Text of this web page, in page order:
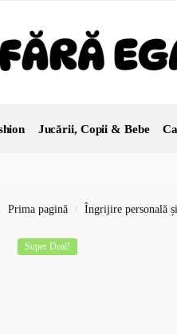
Jucării, Copii & Bebe
Prima pagină / Îngrijire personală
Super Deal!